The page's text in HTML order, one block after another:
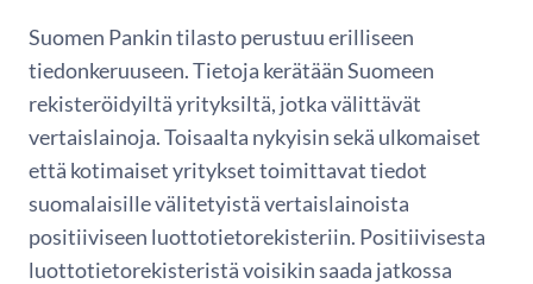
Suomen Pankin tilasto perustuu erilliseen
tiedonkeruuseen. Tietoja kerätään Suomeen
rekisteröidyiltä yrityksiltä, jotka välittävät
vertaislainoja. Toisaalta nykyisin sekä ulkomaiset
että kotimaiset yritykset toimittavat tiedot
suomalaisille välitetyistä vertaislainoista
positiiviseen luottotietorekisteriin. Positiivisesta
luottotietorekisteristä voisikin saada jatkossa